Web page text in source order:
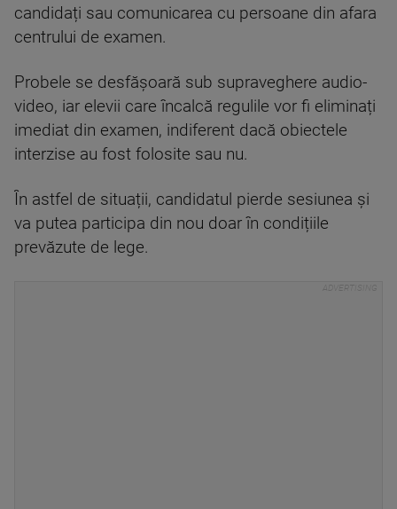
candidați sau comunicarea cu persoane din afara
centrului de examen.
Probele se desfășoară sub supraveghere audio-
video, iar elevii care încalcă regulile vor fi eliminați
imediat din examen, indiferent dacă obiectele
interzise au fost folosite sau nu.
În astfel de situații, candidatul pierde sesiunea și
va putea participa din nou doar în condițiile
prevăzute de lege.